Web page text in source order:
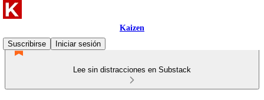
Kaizen
Suscribirse
Iniciar sesión
Lee sin distracciones en Substack